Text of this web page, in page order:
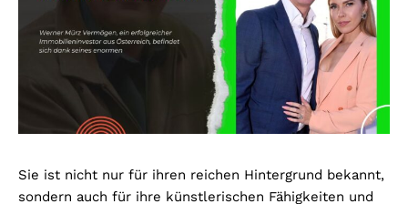
Sie ist nicht nur für ihren reichen Hintergrund bekannt,
sondern auch für ihre künstlerischen Fähigkeiten und